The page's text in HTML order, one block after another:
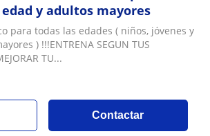
edad y adultos mayores
para todas las edades ( niños, jóvenes y
) !!!ENTRENA SEGUN TUS
TU...
Contactar